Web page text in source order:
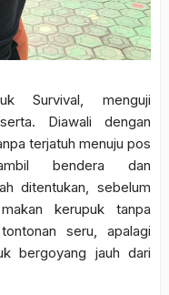
Survival, menguji
Diawali dengan
terjatuh menuju pos
bendera dan
ditentukan, sebelum
kerupuk tanpa
seru, apalagi
bergoyang jauh dari